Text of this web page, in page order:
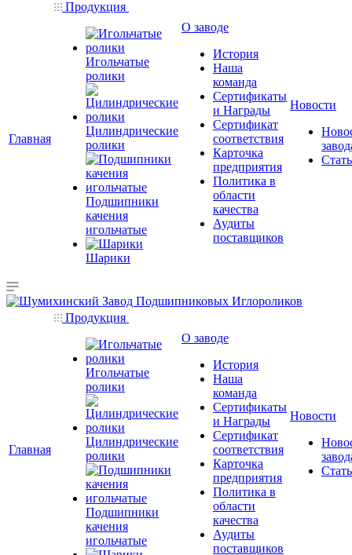
Главная
Продукция
Игольчатые
ролики
Цилиндрические
ролики
Подшипники
качения
игольчатые
Шарики
О заводе
История
Наша
команда
Сертификаты
и Награды
Сертификат
соответствия
Карточка
предприятия
Политика в
области
качества
Аудиты
поставщиков
Новости
Главная
Продукция
Игольчатые
ролики
Цилиндрические
ролики
Подшипники
качения
игольчатые
О заводе
История
Наша
команда
Сертификаты
и Награды
Сертификат
соответствия
Карточка
предприятия
Политика в
области
качества
Аудиты
поставщиков
Новости